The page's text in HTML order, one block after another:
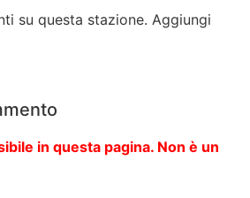
su questa stazione. Aggiungi
in questa pagina. Non è un